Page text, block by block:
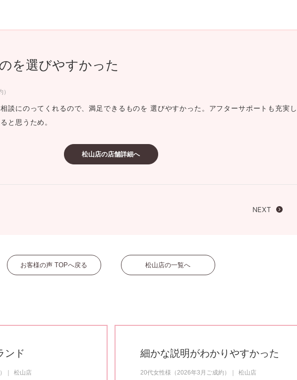
スダイヤモンド&バースストー
ーズサポート
ショップブログ
を選びやすかった
談にのってくれるので、満足できるものを 選びやすかった。アフターサポートも充実し
と思うため。
松山店の店舗詳細へ
NEXT
お客様の声 TOPへ戻る 松山店の一覧へ
ンド
松山店
細かな説明がわかりやすかった
20代女性様（2026年3月ご成約） 松山店